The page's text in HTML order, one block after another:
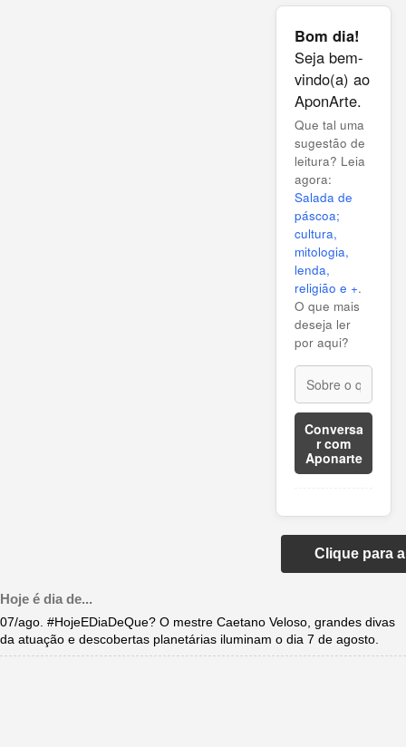
Bom dia!
Seja bem-
vindo(a) ao
AponArte.
Que tal uma
sugestão de
leitura? Leia
agora:
Salada de
páscoa;
cultura,
mitologia,
lenda,
religião e +.
O que mais
deseja ler
por aqui?
Conversa
r com
Aponarte
Clique para
Hoje é dia de...
07/ago. #HojeEDiaDeQue? O mestre Caetano Veloso, grandes divas
da atuação e descobertas planetárias iluminam o dia 7 de agosto.